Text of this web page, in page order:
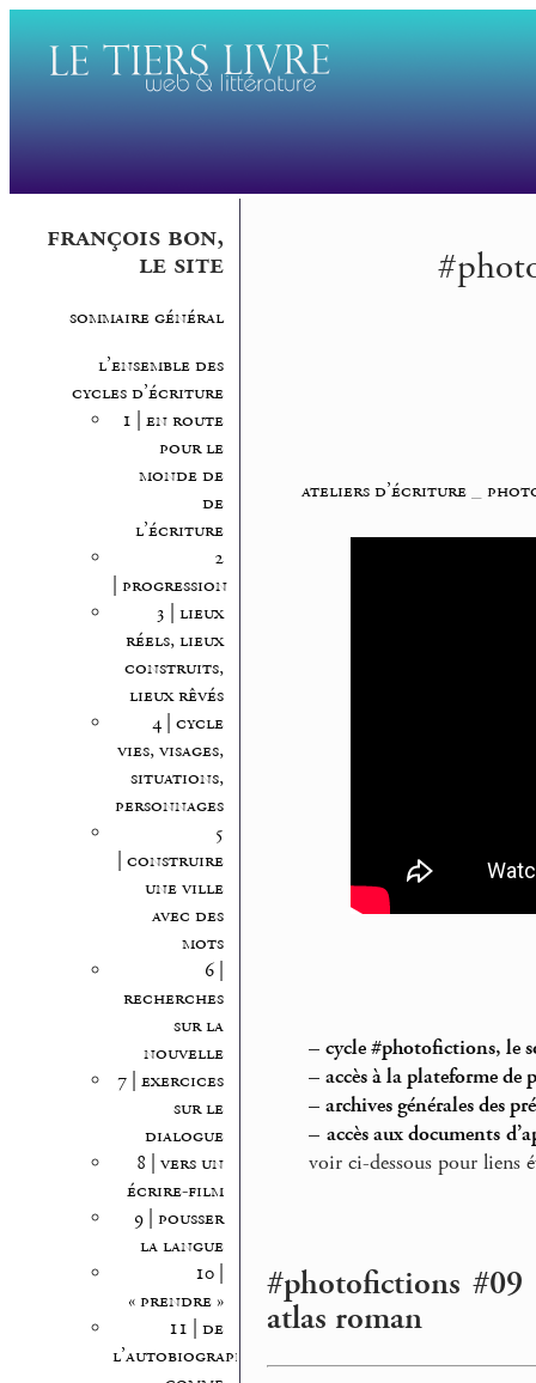
françois bon,
le site
sommaire général
l’ensemble des
cycles d’écriture
1 | en route
pour le
monde de
de
l’écriture
2
| progression
3 | lieux
réels, lieux
construits,
lieux rêvés
4 | cycle
vies, visages,
situations,
personnages
5
| construire
une ville
avec des
mots
6 |
recherches
sur la
nouvelle
7 | exercices
sur le
dialogue
8 | vers un
écrire-film
9 | pousser
la langue
10 |
« prendre »
11 | de
l’autobiographie
ateliers d’écriture_
– cycle #photofictions, le
– accès à la plateforme
– archives générales des
– accès aux documents
voir ci-dessous pour liens
#photofictions
atlas roman